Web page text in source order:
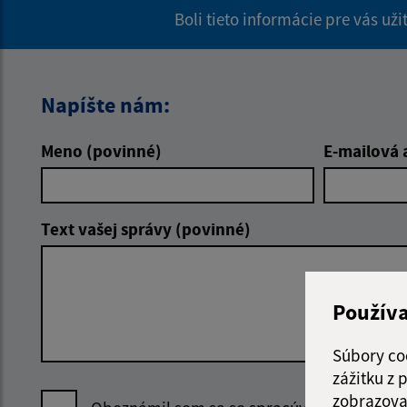
Súbory
zážitku z
Boli tieto informácie pre vás
Napíšte nám:
Meno (povinné) E-mailová
Text vašej správy (povinné)